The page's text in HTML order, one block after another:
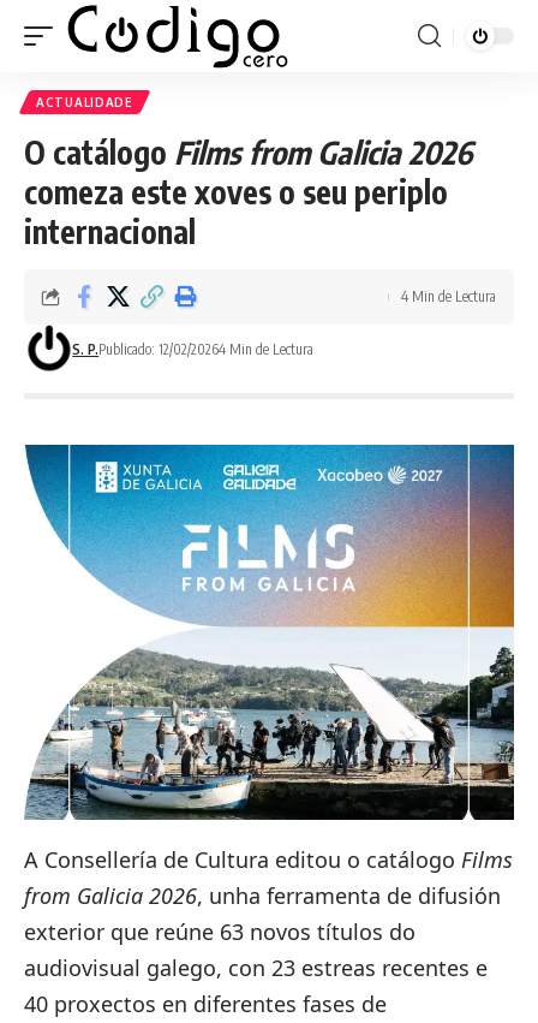
ACTUALIDADE
O catálogo Films from Galicia 2026
comeza este xoves o seu periplo
internacional
S. P.Publicado: 12/02/20264 Min de Lectura
4 Min de Lectura
A Consellería de Cultura editou o catálogo Films
from Galicia 2026, unha ferramenta de difusión
exterior que reúne 63 novos títulos do
audiovisual galego, con 23 estreas recentes e
40 proxectos en diferentes fases de